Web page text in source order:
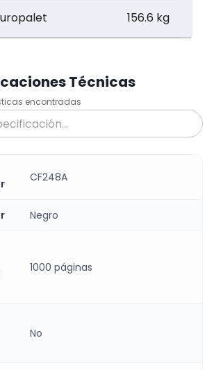
156.6 kg
Técnicas
encontradas
CF248A
Negro
1000 páginas
No